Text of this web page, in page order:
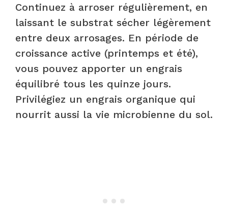
Continuez à arroser régulièrement, en
laissant le substrat sécher légèrement
entre deux arrosages. En période de
croissance active (printemps et été),
vous pouvez apporter un engrais
équilibré tous les quinze jours.
Privilégiez un engrais organique qui
nourrit aussi la vie microbienne du sol.